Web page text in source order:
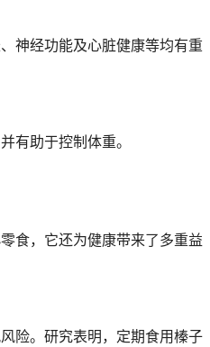
神经功能及心脏健康等均有重
有助于控制体重。
食，它还为健康带来了多重益
险。研究表明，定期食用榛子